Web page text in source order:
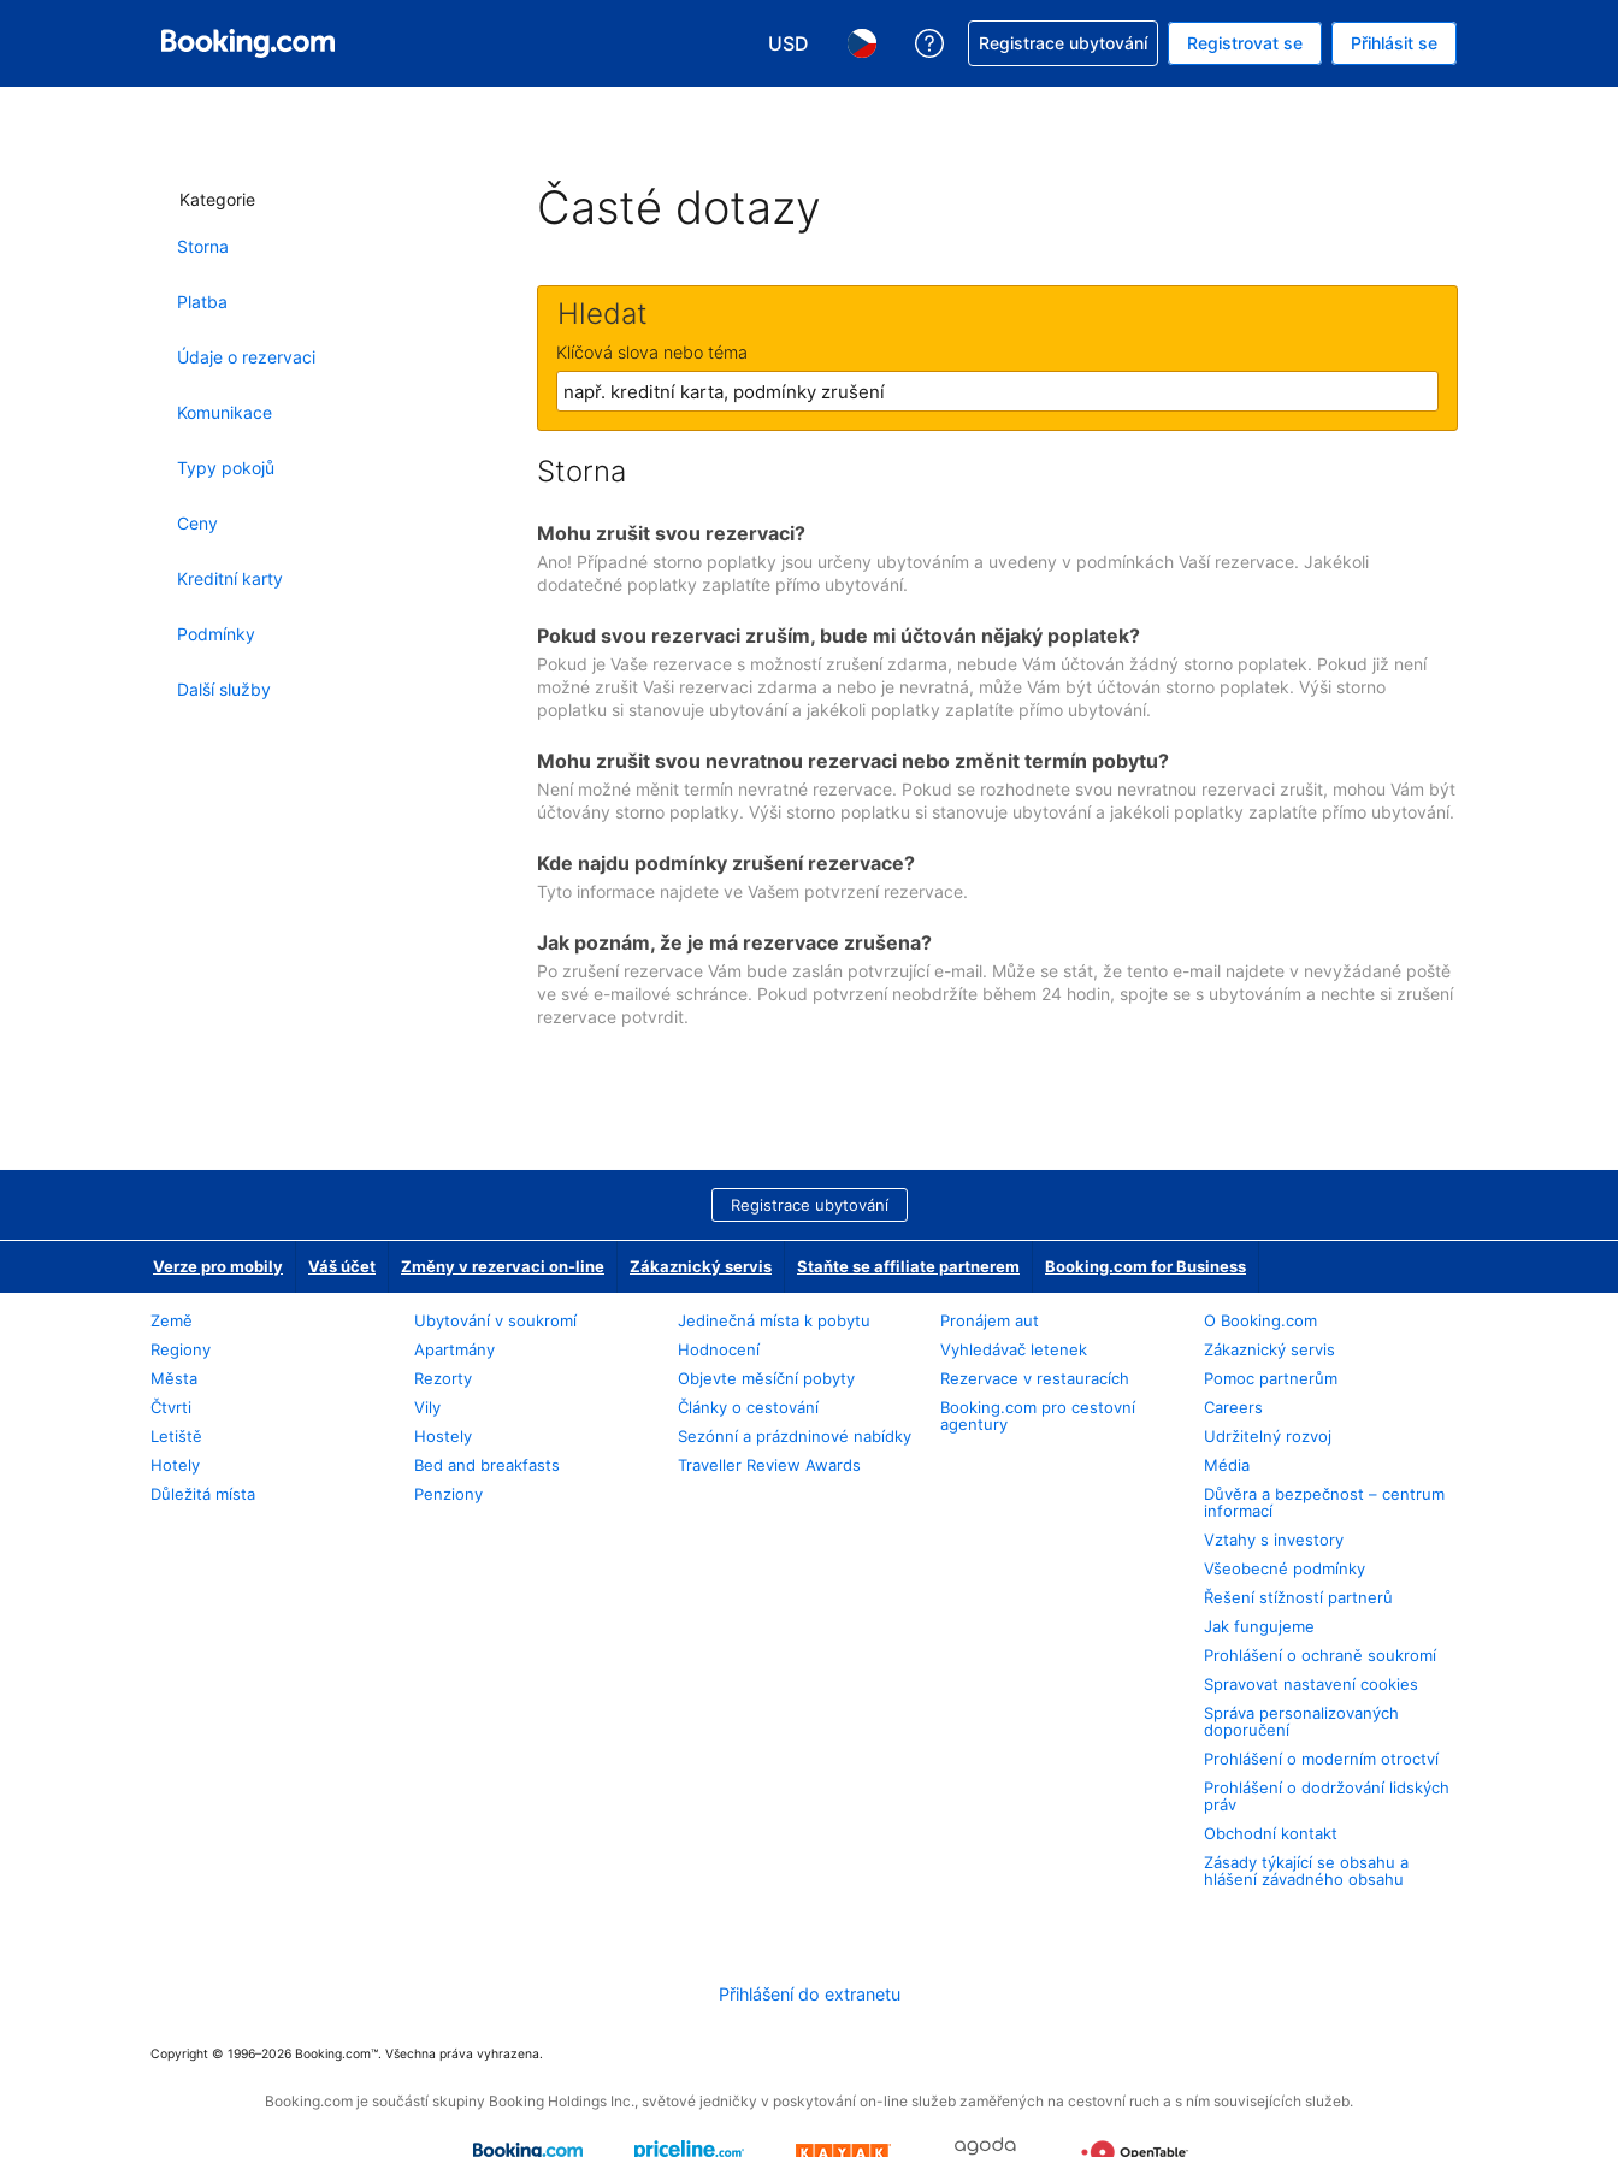
USD
Vyberte si měnu. Aktuálně zvolená měna: Americký dolar
Vyberte si jazyk. Aktuálně zvolený jazyk: V češtině
Asistence s rezervací
Registrace ubytování Registrovat se Přihlásit se
Kategorie
Storna
Platba
Údaje o rezervaci
Komunikace
Typy pokojů
Ceny
Kreditní karty
Podmínky
Další služby
Časté dotazy
Hledat
Klíčová slova nebo téma
Storna
Mohu zrušit svou rezervaci?
Ano! Případné storno poplatky jsou určeny ubytováním a uvedeny v podmínkách Vaší rezervace. Jakékoli
dodatečné poplatky zaplatíte přímo ubytování.
Pokud svou rezervaci zruším, bude mi účtován nějaký poplatek?
Pokud je Vaše rezervace s možností zrušení zdarma, nebude Vám účtován žádný storno poplatek. Pokud již není
možné zrušit Vaši rezervaci zdarma a nebo je nevratná, může Vám být účtován storno poplatek. Výši storno
poplatku si stanovuje ubytování a jakékoli poplatky zaplatíte přímo ubytování.
Mohu zrušit svou nevratnou rezervaci nebo změnit termín pobytu?
Není možné měnit termín nevratné rezervace. Pokud se rozhodnete svou nevratnou rezervaci zrušit, mohou Vám být
účtovány storno poplatky. Výši storno poplatku si stanovuje ubytování a jakékoli poplatky zaplatíte přímo ubytování.
Kde najdu podmínky zrušení rezervace?
Tyto informace najdete ve Vašem potvrzení rezervace.
Jak poznám, že je má rezervace zrušena?
Po zrušení rezervace Vám bude zaslán potvrzující e-mail. Může se stát, že tento e-mail najdete v nevyžádané poště
ve své e-mailové schránce. Pokud potvrzení neobdržíte během 24 hodin, spojte se s ubytováním a nechte si zrušení
rezervace potvrdit.
Registrace ubytování
Verze pro mobily Váš účet Změny v rezervaci on-line Zákaznický servis Staňte se affiliate partnerem Booking.com for Business
Země
Regiony
Města
Čtvrti
Letiště
Hotely
Důležitá místa
Ubytování v soukromí
Apartmány
Rezorty
Vily
Hostely
Bed and breakfasts
Penziony
Jedinečná místa k pobytu
Hodnocení
Objevte měsíční pobyty
Články o cestování
Sezónní a prázdninové nabídky
Traveller Review Awards
Pronájem aut
Vyhledávač letenek
Rezervace v restauracích
Booking.com pro cestovní
agentury
O Booking.com
Zákaznický servis
Pomoc partnerům
Careers
Udržitelný rozvoj
Média
Důvěra a bezpečnost – centrum
informací
Vztahy s investory
Všeobecné podmínky
Řešení stížností partnerů
Jak fungujeme
Prohlášení o ochraně soukromí
Spravovat nastavení cookies
Správa personalizovaných
doporučení
Prohlášení o moderním otroctví
Prohlášení o dodržování lidských
práv
Obchodní kontakt
Zásady týkající se obsahu a
hlášení závadného obsahu
Přihlášení do extranetu
Copyright © 1996–2026 Booking.com™. Všechna práva vyhrazena.
Booking.com je součástí skupiny Booking Holdings Inc., světové jedničky v poskytování on-line služeb zaměřených na cestovní ruch a s ním souvisejících služeb.